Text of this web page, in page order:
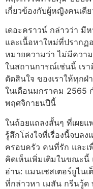
เกี่ยวข้องกับผู้หญิงคนเดี
เดอะคราวน์ กล่าวว่า
และเนื้อหาใหม่ที่ปราก
หมายความว่า ไม่มีควา
ในสถานการณ์เช่นนี้ เร
ตัดสินใจ ของเราให้ทุก
ในเดือนมกราคม 2565
พฤศจิกายนปีนี้
ในถ้อยแถลงสั้นๆ ที่เผย
รู้สึกโล่งใจที่เรื่องนี้จบล
ครอบครัว คนที่รัก และ
คิดเห็นเพิ่มเติมในขณะนี้
อ่าน: แมนเชสเตอร์ยูไน
ที่กล่าวหา เมสัน กรีนวู้ด